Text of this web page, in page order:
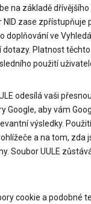
na základě
NID zase zpřístupňuje
doplňování ve
Platnost
použití
odesílá vaši
Google, aby vám
výsledky.
a na tom, zda
Soubor UULE
cookie a podobné